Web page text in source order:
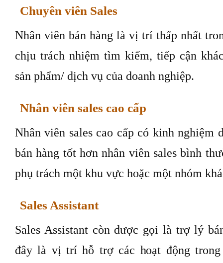
Chuyên viên Sales
Nhân viên bán hàng là vị trí thấp nhất
chịu trách nhiệm tìm kiếm, tiếp cận
sản phẩm/ dịch vụ của doanh nghiệp.
Nhân viên sales cao cấp
Nhân viên sales cao cấp có kinh nghiệm
bán hàng tốt hơn nhân viên sales bình
phụ trách một khu vực hoặc một nhóm
Sales Assistant
Sales Assistant còn được gọi là trợ lý
đây là vị trí hỗ trợ các hoạt động trong